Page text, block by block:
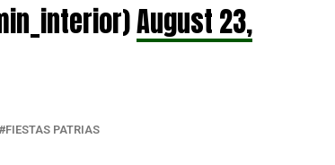
August 23,
FIESTAS PATRIAS